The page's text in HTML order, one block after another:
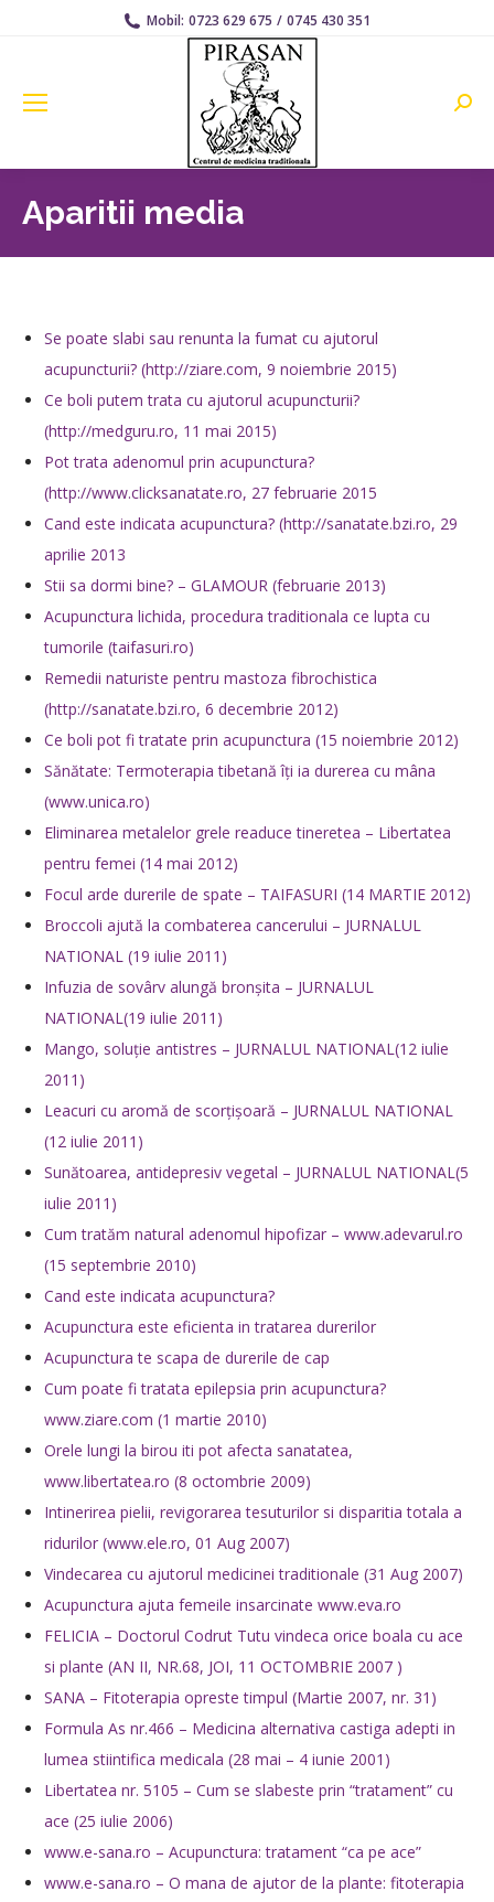
Mobil: 0723 629 675 / 0745 430 351
Aparitii media
Se poate slabi sau renunta la fumat cu ajutorul
acupuncturii? (http://ziare.com, 9 noiembrie 2015)
Ce boli putem trata cu ajutorul acupuncturii?
(http://medguru.ro, 11 mai 2015)
Pot trata adenomul prin acupunctura?
(http://www.clicksanatate.ro, 27 februarie 2015
Cand este indicata acupunctura? (http://sanatate.bzi.ro, 29
aprilie 2013
Stii sa dormi bine? – GLAMOUR (februarie 2013)
Acupunctura lichida, procedura traditionala ce lupta cu
tumorile (taifasuri.ro)
Remedii naturiste pentru mastoza fibrochistica
(http://sanatate.bzi.ro, 6 decembrie 2012)
Ce boli pot fi tratate prin acupunctura (15 noiembrie 2012)
Sănătate: Termoterapia tibetană îți ia durerea cu mâna
(www.unica.ro)
Eliminarea metalelor grele readuce tineretea – Libertatea
pentru femei (14 mai 2012)
Focul arde durerile de spate – TAIFASURI (14 MARTIE 2012)
Broccoli ajută la combaterea cancerului – JURNALUL
NATIONAL (19 iulie 2011)
Infuzia de sovârv alungă bronşita – JURNALUL
NATIONAL(19 iulie 2011)
Mango, soluţie antistres – JURNALUL NATIONAL(12 iulie
2011)
Leacuri cu aromă de scorţişoară – JURNALUL NATIONAL
(12 iulie 2011)
Sunătoarea, antidepresiv vegetal – JURNALUL NATIONAL(5
iulie 2011)
Cum tratăm natural adenomul hipofizar – www.adevarul.ro
(15 septembrie 2010)
Cand este indicata acupunctura?
Acupunctura este eficienta in tratarea durerilor
Acupunctura te scapa de durerile de cap
Cum poate fi tratata epilepsia prin acupunctura?
www.ziare.com (1 martie 2010)
Orele lungi la birou iti pot afecta sanatatea,
www.libertatea.ro (8 octombrie 2009)
Intinerirea pielii, revigorarea tesuturilor si disparitia totala a
ridurilor (www.ele.ro, 01 Aug 2007)
Vindecarea cu ajutorul medicinei traditionale (31 Aug 2007)
Acupunctura ajuta femeile insarcinate www.eva.ro
FELICIA – Doctorul Codrut Tutu vindeca orice boala cu ace
si plante (AN II, NR.68, JOI, 11 OCTOMBRIE 2007 )
SANA – Fitoterapia opreste timpul (Martie 2007, nr. 31)
Formula As nr.466 – Medicina alternativa castiga adepti in
lumea stiintifica medicala (28 mai – 4 iunie 2001)
Libertatea nr. 5105 – Cum se slabeste prin “tratament” cu
ace (25 iulie 2006)
www.e-sana.ro – Acupunctura: tratament “ca pe ace”
www.e-sana.ro – O mana de ajutor de la plante: fitoterapia